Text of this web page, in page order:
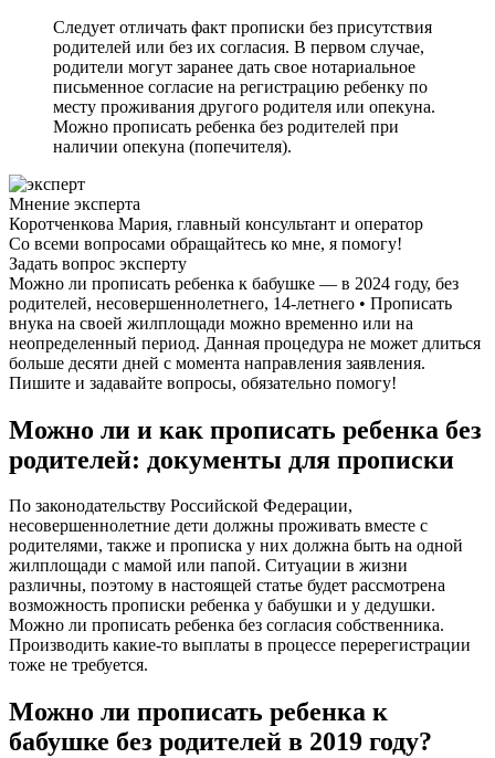
Следует отличать факт прописки без присутствия
родителей или без их согласия. В первом случае,
родители могут заранее дать свое нотариальное
письменное согласие на регистрацию ребенку по
месту проживания другого родителя или опекуна.
Можно прописать ребенка без родителей при
наличии опекуна (попечителя).
Мнение эксперта
Коротченкова Мария, главный консультант и оператор
Со всеми вопросами обращайтесь ко мне, я помогу!
Задать вопрос эксперту
Можно ли прописать ребенка к бабушке — в 2024 году, без
родителей, несовершеннолетнего, 14-летнего • Прописать
внука на своей жилплощади можно временно или на
неопределенный период. Данная процедура не может длиться
больше десяти дней с момента направления заявления.
Пишите и задавайте вопросы, обязательно помогу!
Можно ли и как прописать ребенка без
родителей: документы для прописки
По законодательству Российской Федерации,
несовершеннолетние дети должны проживать вместе с
родителями, также и прописка у них должна быть на одной
жилплощади с мамой или папой. Ситуации в жизни
различны, поэтому в настоящей статье будет рассмотрена
возможность прописки ребенка у бабушки и у дедушки.
Можно ли прописать ребенка без согласия собственника.
Производить какие-то выплаты в процессе перерегистрации
тоже не требуется.
Можно ли прописать ребенка к
бабушке без родителей в 2019 году?